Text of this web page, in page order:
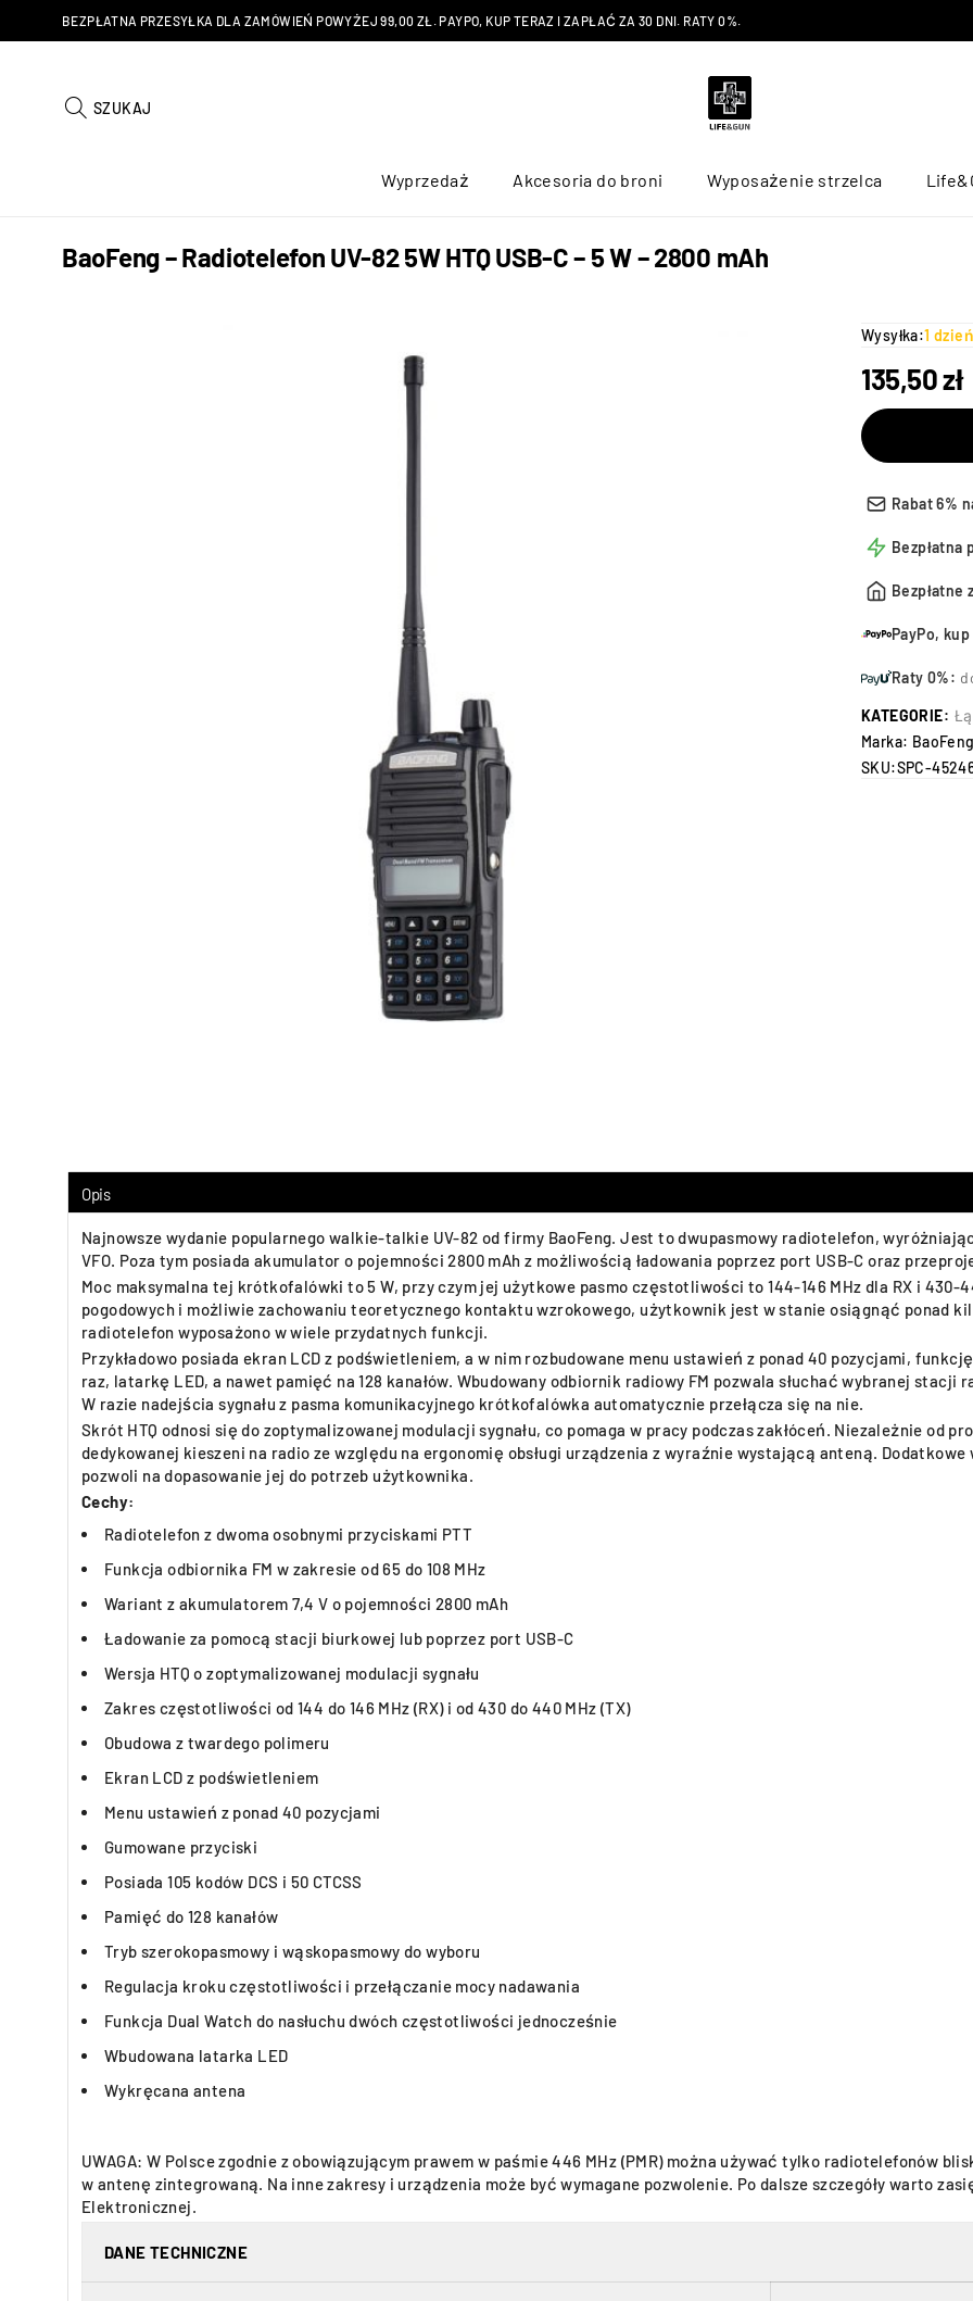
BEZPŁATNA PRZESYŁKA DLA ZAMÓWIEŃ POWYŻEJ 99,00 ZŁ. PAYPO, KUP TERAZ I ZAPŁAĆ ZA 30 DNI. RATY 0%.
SZUKAJ
Wyprzedaż Akcesoria do broni Wyposażenie strzelca
BaoFeng – Radiotelefon UV-82 5W HTQ USB-C – 5 W – 2800 mAh
Wysyłka:1
135,50zł
Rabat 6%
Bezpłatna
Bezpłatne
PayPo,
Raty 0%:
KATEGORIE:
Marka:
SKU:SPC-
Opis
Najnowsze wydanie popularnego walkie-talkie UV-82 od firmy BaoFeng. Jest to dwupasmowy radiotelefon,
VFO. Poza tym posiada akumulator o pojemności 2800 mAh z możliwością ładowania poprzez port USB-C oraz
Moc maksymalna tej krótkofalówki to 5 W, przy czym jej użytkowe pasmo częstotliwości to 144-146 MHz dla RX i 430-
pogodowych i możliwie zachowaniu teoretycznego kontaktu wzrokowego, użytkownik jest w stanie osiągnąć ponad
radiotelefon wyposażono w wiele przydatnych funkcji.
Przykładowo posiada ekran LCD z podświetleniem, a w nim rozbudowane menu ustawień z ponad 40 pozycjami,
raz, latarkę LED, a nawet pamięć na 128 kanałów. Wbudowany odbiornik radiowy FM pozwala słuchać wybranej
W razie nadejścia sygnału z pasma komunikacyjnego krótkofalówka automatycznie przełącza się na nie.
Skrót HTQ odnosi się do zoptymalizowanej modulacji sygnału, co pomaga w pracy podczas zakłóceń. Niezależnie od
dedykowanej kieszeni na radio ze względu na ergonomię obsługi urządzenia z wyraźnie wystającą anteną.
pozwoli na dopasowanie jej do potrzeb użytkownika.
Cechy:
Radiotelefon z dwoma osobnymi przyciskami PTT
Funkcja odbiornika FM w zakresie od 65 do 108 MHz
Wariant z akumulatorem 7,4 V o pojemności 2800 mAh
Ładowanie za pomocą stacji biurkowej lub poprzez port USB-C
Wersja HTQ o zoptymalizowanej modulacji sygnału
Zakres częstotliwości od 144 do 146 MHz (RX) i od 430 do 440 MHz (TX)
Obudowa z twardego polimeru
Ekran LCD z podświetleniem
Menu ustawień z ponad 40 pozycjami
Gumowane przyciski
Posiada 105 kodów DCS i 50 CTCSS
Pamięć do 128 kanałów
Tryb szerokopasmowy i wąskopasmowy do wyboru
Regulacja kroku częstotliwości i przełączanie mocy nadawania
Funkcja Dual Watch do nasłuchu dwóch częstotliwości jednocześnie
Wbudowana latarka LED
Wykręcana antena
UWAGA: W Polsce zgodnie z obowiązującym prawem w paśmie 446 MHz (PMR) można używać tylko radiotelefonów
w antenę zintegrowaną. Na inne zakresy i urządzenia może być wymagane pozwolenie. Po dalsze szczegóły warto
Elektronicznej.
DANE TECHNICZNE